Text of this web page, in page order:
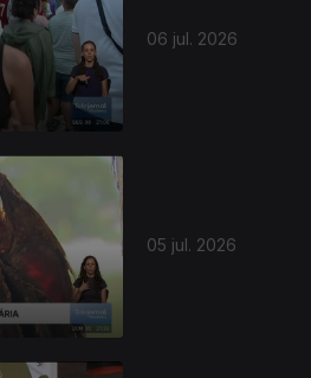
06 jul. 2026
05 jul. 2026